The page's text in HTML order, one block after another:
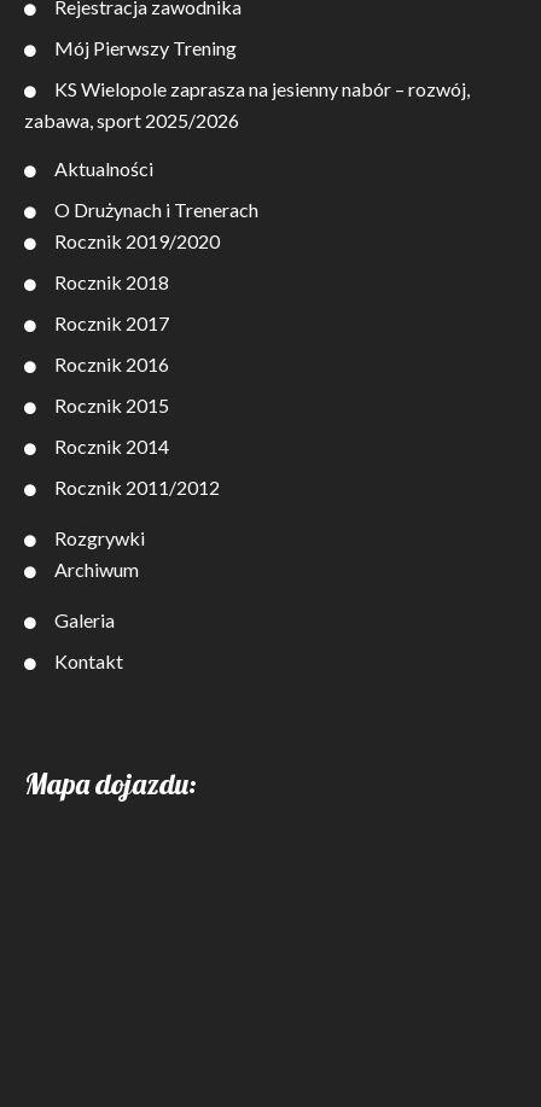
Rejestracja zawodnika
Mój Pierwszy Trening
KS Wielopole zaprasza na jesienny nabór – rozwój,
zabawa, sport 2025/2026
Aktualności
O Drużynach i Trenerach
Rocznik 2019/2020
Rocznik 2018
Rocznik 2017
Rocznik 2016
Rocznik 2015
Rocznik 2014
Rocznik 2011/2012
Rozgrywki
Archiwum
Galeria
Kontakt
Mapa dojazdu: